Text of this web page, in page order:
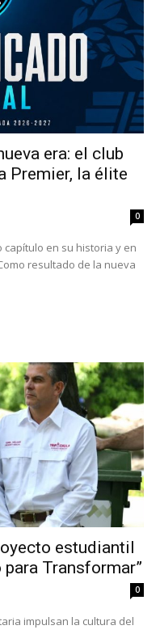
era: el club
Premier, la élite
0
capítulo en su historia y en
estudiantil
para Transformar”
0
impulsan la cultura del